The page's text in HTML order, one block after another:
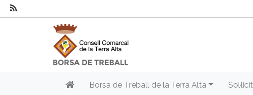
Borsa de Treball de la Terra Alta